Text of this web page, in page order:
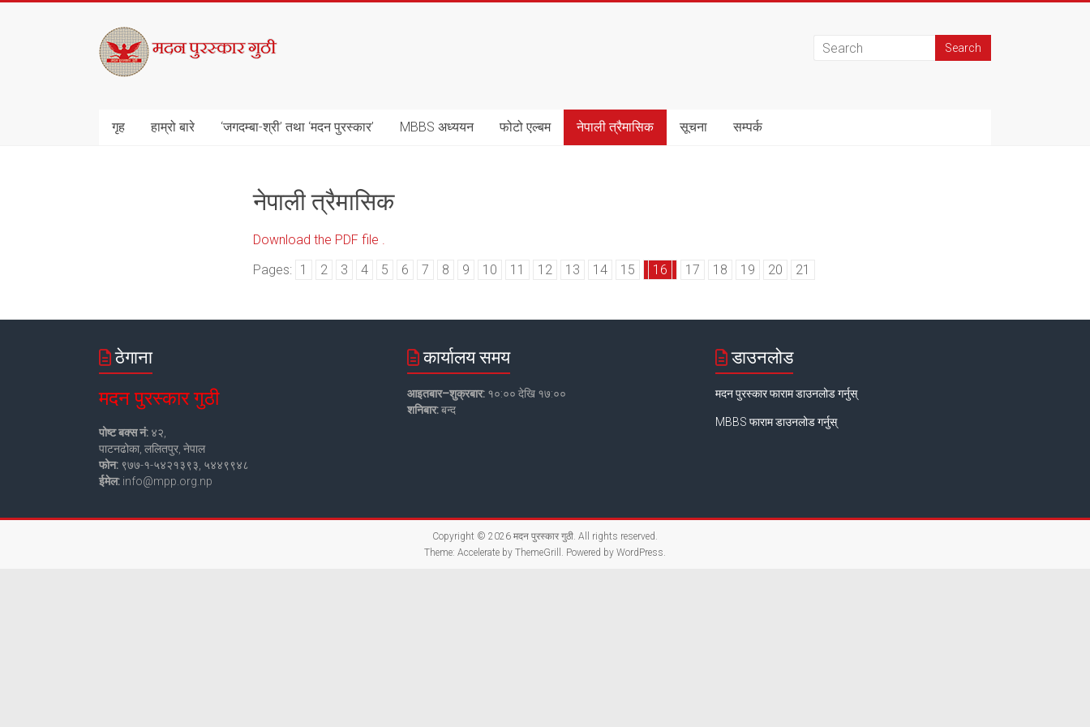
मदन
पुरस्कार
गुठी
गृह हाम्रो बारे ‘जगदम्बा-श्री’ तथा ‘मदन पुरस्कार’ MBBS अध्ययन फोटो एल्बम नेपाली त्रैमासिक सूचना सम्पर्क
नेपाली त्रैमासिक
Download the PDF file .
Pages: 1 2 3 4 5 6 7 8 9 10 11 12 13 14 15 16 17 18 19 20 21
ठेगाना
मदन पुरस्कार गुठी
पोष्ट बक्स नं: ४२,
पाटनढोका, ललितपुर, नेपाल
फोन: ९७७-१-५४२१३९३, ५४४९९४८
ईमेल: info@mpp.org.np
कार्यालय समय
आइतबार–शुक्रबार:१०:०० देखि १७:००
शनिबार:बन्द
डाउनलोड
मदन पुरस्कार फाराम डाउनलोड गर्नुस्
MBBS फाराम डाउनलोड गर्नुस्
Copyright © 2026 मदन पुरस्कार गुठी. All rights reserved.
Theme: Accelerate by ThemeGrill. Powered by WordPress.